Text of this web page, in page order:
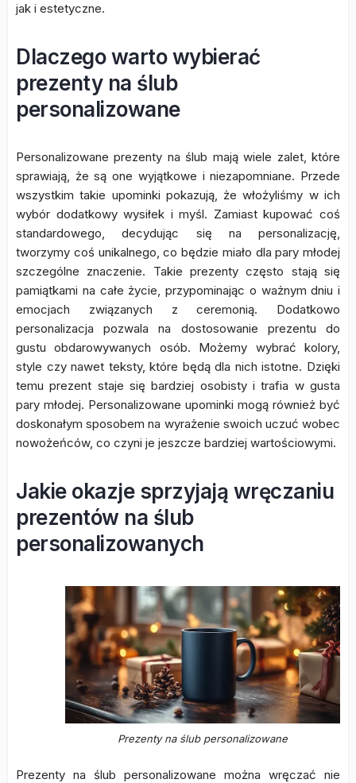
jak i estetyczne.
Dlaczego warto wybierać
prezenty na ślub
personalizowane
Personalizowane prezenty na ślub mają wiele zalet, które
sprawiają, że są one wyjątkowe i niezapomniane. Przede
wszystkim takie upominki pokazują, że włożyliśmy w ich
wybór dodatkowy wysiłek i myśl. Zamiast kupować coś
standardowego, decydując się na personalizację,
tworzymy coś unikalnego, co będzie miało dla pary młodej
szczególne znaczenie. Takie prezenty często stają się
pamiątkami na całe życie, przypominając o ważnym dniu i
emocjach związanych z ceremonią. Dodatkowo
personalizacja pozwala na dostosowanie prezentu do
gustu obdarowywanych osób. Możemy wybrać kolory,
style czy nawet teksty, które będą dla nich istotne. Dzięki
temu prezent staje się bardziej osobisty i trafia w gusta
pary młodej. Personalizowane upominki mogą również być
doskonałym sposobem na wyrażenie swoich uczuć wobec
nowożeńców, co czyni je jeszcze bardziej wartościowymi.
Jakie okazje sprzyjają wręczaniu
prezentów na ślub
personalizowanych
Prezenty na ślub personalizowane
Prezenty na ślub personalizowane można wręczać nie